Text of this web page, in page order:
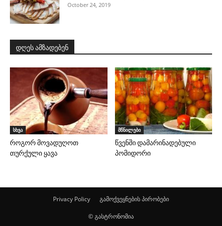
October 24, 2019
დღეს ამზადებენ
სხვა
როგორ მოვადუღოთ
თურქული ყავა
მწნილები
წვენში დამარინადებული
პომიდორი
Privacy Policy გამოქვეყნების პირობები
© გასტრონომია